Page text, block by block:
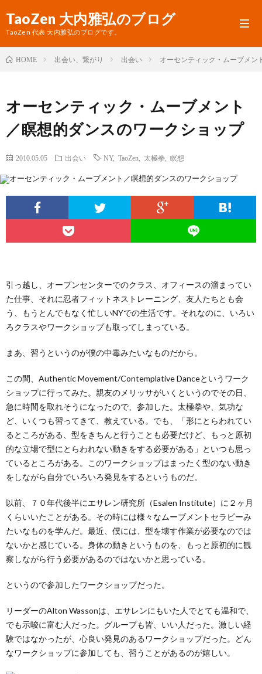
TaoZen 大内雅弘のブログ
TaoZen 代表 大内雅弘のブログです。
HOME 出会い、繋がり 出会い オーセンティック・ムーブメン
オーセンティック・ムーブメント
／瞑想的ダンスのワークショップ
2010.05.05 出会い NY, TaoZen 太極拳 瞑想
引っ越し、オープンセンターでのクラス、オフィースの溜まってい
た仕事、それに忍者フィットネストレーニング、友人たちとも会
う、もうとんでもなく忙しいNYでの生活です。それなのに、いろい
ろクラスやワークショップも取ってしまっている。
まあ、習うというのが僕の中毒みたいなものだから。
この間、Authentic Movement/Contemplative Danceというワーク
ショップに行ってみた。親友のメリッサがいくというのでその日、
急に時間を取れそうになったので、参加した。太極拳や、気功な
ど、いくつも習ってきて、教えている。でも、「形にとらわれてい
るところがある、型をきちんと行うことも必要だけど、もっと原初
的な立場で型にとらわれない動きをする必要がある」といつも思っ
ているところがある。このワークショップはまったく型のない動き
をしながら自分でいろいろ発見をするというものだ。
以前、７０年代後半にエサレン研究所（Esalen Institute）に２ヶ月
くらいいたことがある。その時には様々なムーブメントセラピーみ
たいなものを学んだ。最近、僕には、型を壊す作業が必要なのでは
ないかと感じている。身体の動きというものを、もっと原初的に観
察しながら行う必要があるのではないかと思っている。
というので参加したワークショップだった。
リーダーのAlton Wassonは、エサレンにもいた人でとても温和で、
でも示唆に富む人だった。グループも皆、いい人だった。激しい経
験ではなかったが、心良い発見のあるワークショップだった。どん
なワークショップに参加しても、習うことがあるのが嬉しい。